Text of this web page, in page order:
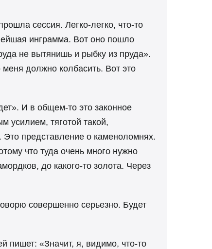
сессия. Легко-легко, что-то
инграмма. Вот оно пошло
не вытянишь и рыбку из пруда».
меня должно колбасить. Вот это
И в общем-то это законное
усилием, тяготой такой,
Это представление о каменоломнях.
что туда очень много нужно
до какого-то золота. Через
совершенно серьезно. Будет
пишет: «Значит, я, видимо, что-то